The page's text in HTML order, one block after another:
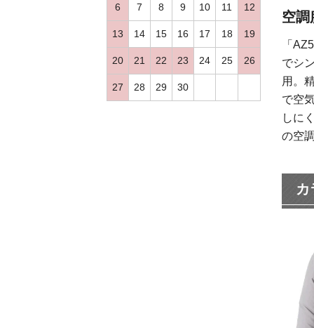
6 7 8 9 10 11 12
13 14 15 16 17 18 19
20 21 22 23 24 25 26
27 28 29 30
空調
「
でシ
用。
で空
しに
の空
カ